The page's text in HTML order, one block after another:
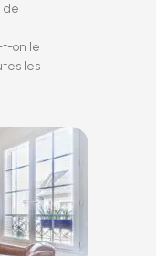
de
t-on le
les